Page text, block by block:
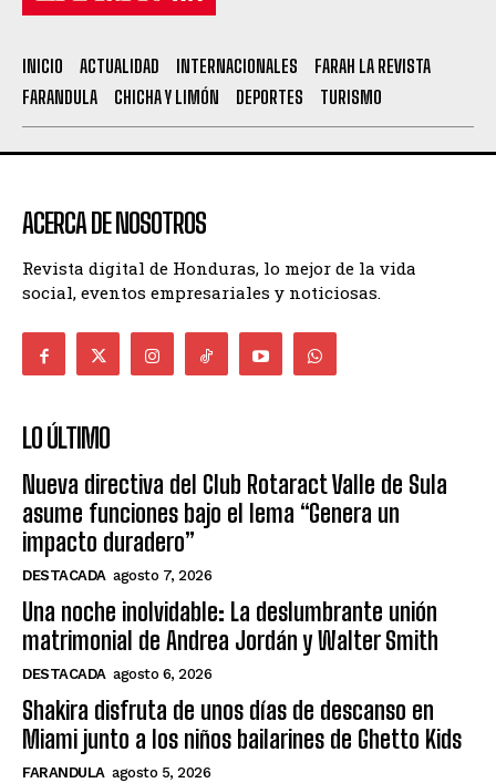
INICIO ACTUALIDAD INTERNACIONALES
FARAH LA REVISTA
FARANDULA
CHICHA Y LIMÓN DEPORTES TURISMO
ACERCA DE NOSOTROS
Revista digital de Honduras, lo mejor de la vida
social, eventos empresariales y noticiosas.
LO ÚLTIMO
Nueva directiva del Club Rotaract Valle de Sula
asume funciones bajo el lema “Genera un
impacto duradero”
DESTACADA agosto 7, 2026
Una noche inolvidable: La deslumbrante unión
matrimonial de Andrea Jordán y Walter Smith
DESTACADA agosto 6, 2026
Shakira disfruta de unos días de descanso en
Miami junto a los niños bailarines de Ghetto Kids
FARANDULA agosto 5, 2026